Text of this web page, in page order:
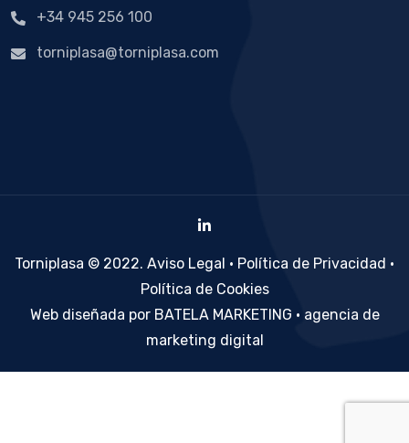
+34 945 256 100
torniplasa@torniplasa.com
Torniplasa © 2022. Aviso Legal · Política de Privacidad ·
Política de Cookies
Web diseñada por BATELA MARKETING · agencia de
marketing digital